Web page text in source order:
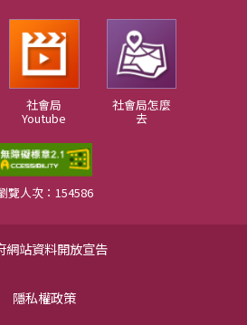
社會局
Youtube
社會局怎麼
去
覽人次：154586
網站資料開放宣告
隱私權政策